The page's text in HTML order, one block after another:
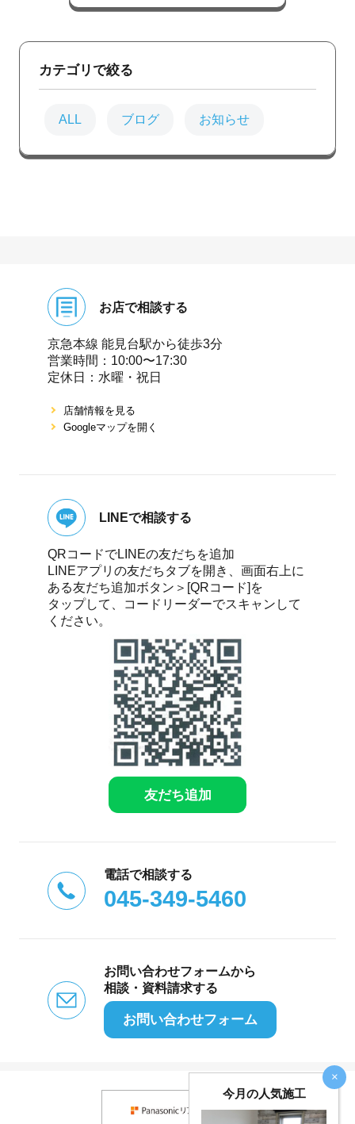
×
今月の人気施工
カテゴリで絞る
ALL ブログ お知らせ
お店で相談する
京急本線 能⾒台駅から徒歩3分
営業時間：10:00〜17:30
定休⽇：⽔曜・祝⽇
店舗情報を⾒る
Googleマップを開く
LINEで相談する
QRコードでLINEの友だちを追加
LINEアプリの友だちタブを開き、画面右上に
ある友だち追加ボタン＞[QRコード]を
タップして、コードリーダーでスキャンして
ください。
友だち追加
電話で相談する
045-349-5460
お問い合わせフォームから
相談・資料請求する
お問い合わせフォーム